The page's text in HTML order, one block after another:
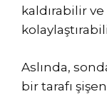
kaldırabilir
Aslında,
bir tarafı